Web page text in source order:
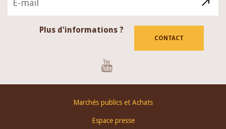
Plus d'informations ?
CONTACT
Marchés publics et Achats
Espace presse